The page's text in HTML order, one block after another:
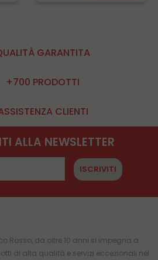
GARANTITA
+700 PRODOTTI
CLIENTI
ALLA NEWSLETTER
ISCRIVITI
Rosso, da oltre 10 anni si impegna a
di alta qualità e servizi eccezionali nel